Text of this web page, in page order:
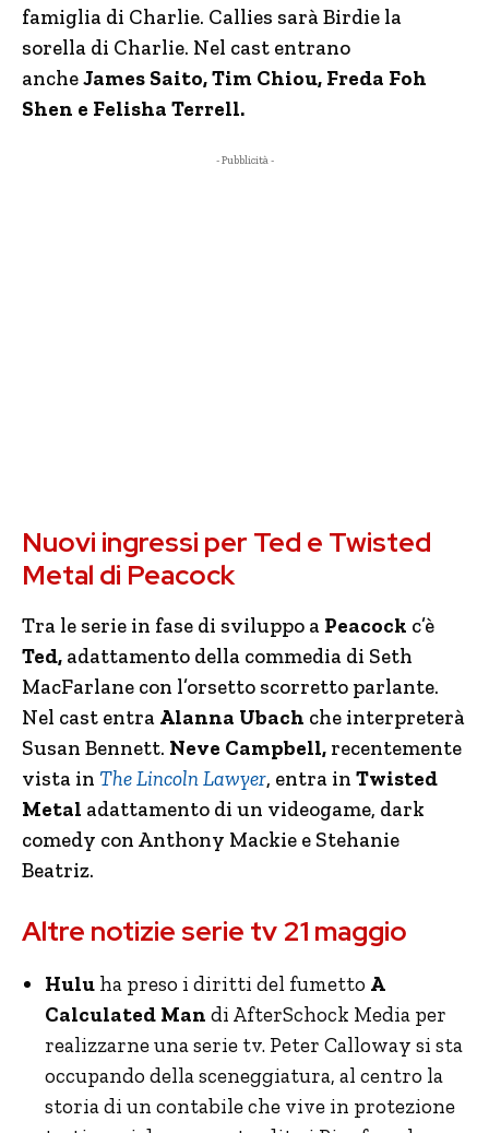
famiglia di Charlie. Callies sarà Birdie la
sorella di Charlie. Nel cast entrano
ancheJames Saito, Tim Chiou, Freda Foh
Shen e Felisha Terrell.
- Pubblicità -
Nuovi ingressi per Ted e Twisted
Metal di Peacock
Tra le serie in fase di sviluppo a Peacock c’è
Ted, adattamento della commedia di Seth
MacFarlane con l’orsetto scorretto parlante.
Nel cast entra Alanna Ubach che interpreterà
Susan Bennett. Neve Campbell, recentemente
vista in The Lincoln Lawyer, entra in Twisted
Metal adattamento di un videogame, dark
comedy con Anthony Mackie e Stehanie
Beatriz.
Altre notizie serie tv 21 maggio
Hulu ha preso i diritti del fumetto A
Calculated Man di AfterSchock Media per
realizzarne una serie tv. Peter Calloway si sta
occupando della sceneggiatura, al centro la
storia di un contabile che vive in protezione